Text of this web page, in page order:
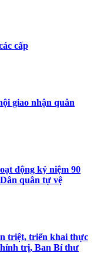
cấp
giao nhận quân
động kỷ niệm 90
quân tự vệ
triệt, triển khai thực
trị, Ban Bí thư